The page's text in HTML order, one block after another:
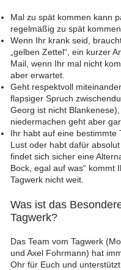
Mal zu spät kommen kann
regelmäßig zu spät
Wenn Ihr krank seid,
„gelben Zettel“, ein kurzer
Mail, wenn Ihr mal nicht
aber erwartet.
Geht respektvoll
flapsiger Spruch
Georg ist nicht
niedermachen geht aber gar
Ihr habt auf eine bestimmte
Lust oder habt dafür
findet sich sicher eine
Bock, egal auf was“ kommt
Tagwerk nicht weit.
Was ist das
Tagwerk?
Das Team vom Tagwerk
und Axel Fohrmann) hat
Ohr für Euch und